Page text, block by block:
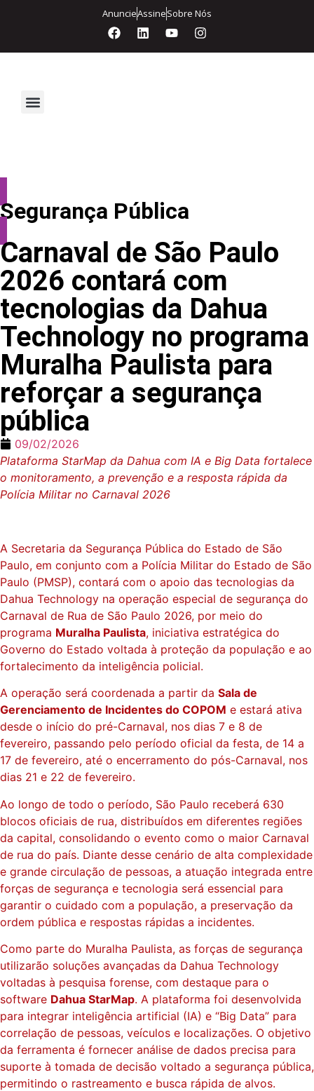
AnuncieAssineSobre Nós
Segurança Pública
Carnaval de São Paulo
2026 contará com
tecnologias da Dahua
Technology no programa
Muralha Paulista para
reforçar a segurança
pública
09/02/2026
Plataforma StarMap da Dahua com IA e Big Data fortalece
o monitoramento, a prevenção e a resposta rápida da
Polícia Militar no Carnaval 2026
A Secretaria da Segurança Pública do Estado de São
Paulo, em conjunto com a Polícia Militar do Estado de São
Paulo (PMSP), contará com o apoio das tecnologias da
Dahua Technology na operação especial de segurança do
Carnaval de Rua de São Paulo 2026, por meio do
programa Muralha Paulista, iniciativa estratégica do
Governo do Estado voltada à proteção da população e ao
fortalecimento da inteligência policial.
A operação será coordenada a partir da Sala de
Gerenciamento de Incidentes do COPOM e estará ativa
desde o início do pré-Carnaval, nos dias 7 e 8 de
fevereiro, passando pelo período oficial da festa, de 14 a
17 de fevereiro, até o encerramento do pós-Carnaval, nos
dias 21 e 22 de fevereiro.
Ao longo de todo o período, São Paulo receberá 630
blocos oficiais de rua, distribuídos em diferentes regiões
da capital, consolidando o evento como o maior Carnaval
de rua do país. Diante desse cenário de alta complexidade
e grande circulação de pessoas, a atuação integrada entre
forças de segurança e tecnologia será essencial para
garantir o cuidado com a população, a preservação da
ordem pública e respostas rápidas a incidentes.
Como parte do Muralha Paulista, as forças de segurança
utilizarão soluções avançadas da Dahua Technology
voltadas à pesquisa forense, com destaque para o
software Dahua StarMap. A plataforma foi desenvolvida
para integrar inteligência artificial (IA) e “Big Data” para
correlação de pessoas, veículos e localizações. O objetivo
da ferramenta é fornecer análise de dados precisa para
suporte à tomada de decisão voltado a segurança pública,
permitindo o rastreamento e busca rápida de alvos.